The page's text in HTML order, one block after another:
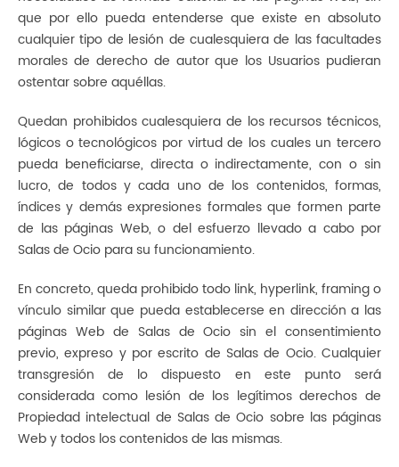
que por ello pueda entenderse que existe en absoluto
cualquier tipo de lesión de cualesquiera de las facultades
morales de derecho de autor que los Usuarios pudieran
ostentar sobre aquéllas.
Quedan prohibidos cualesquiera de los recursos técnicos,
lógicos o tecnológicos por virtud de los cuales un tercero
pueda beneficiarse, directa o indirectamente, con o sin
lucro, de todos y cada uno de los contenidos, formas,
índices y demás expresiones formales que formen parte
de las páginas Web, o del esfuerzo llevado a cabo por
Salas de Ocio para su funcionamiento.
En concreto, queda prohibido todo link, hyperlink, framing o
vínculo similar que pueda establecerse en dirección a las
páginas Web de Salas de Ocio sin el consentimiento
previo, expreso y por escrito de Salas de Ocio. Cualquier
transgresión de lo dispuesto en este punto será
considerada como lesión de los legítimos derechos de
Propiedad intelectual de Salas de Ocio sobre las páginas
Web y todos los contenidos de las mismas.